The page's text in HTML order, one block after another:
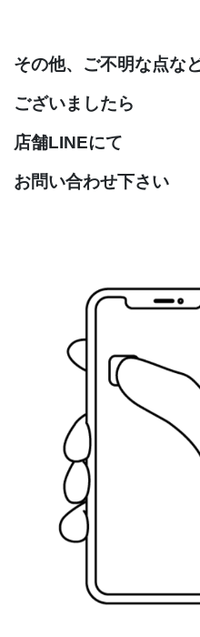
その他、ご不明な点な
ございましたら
店舗LINEにて
お問い合わせ下さい